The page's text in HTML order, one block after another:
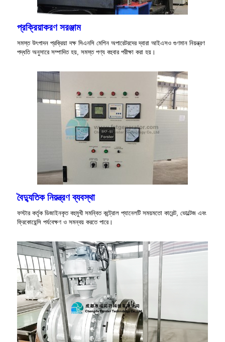
প্রক্রিয়াকরণ সরঞ্জাম
সমস্ত উৎপাদন প্রক্রিয়া দক্ষ সিএনসি মেশিন অপারেটরদের দ্বারা আইএসও গুণমান নিয়ন্ত্রণ
পদ্ধতি অনুসারে সম্পাদিত হয়, সমস্ত পণ্য বহুবার পরীক্ষা করা হয়।
বৈদ্যুতিক নিয়ন্ত্রণ ব্যবস্থা
ফস্টার কর্তৃক ডিজাইনকৃত বহুমুখী সমন্বিত কন্ট্রোল প্যানেলটি সময়মতো কারেন্ট, ভোল্টেজ এবং
ফ্রিকোয়েন্সি পর্যবেক্ষণ ও সমন্বয় করতে পারে।